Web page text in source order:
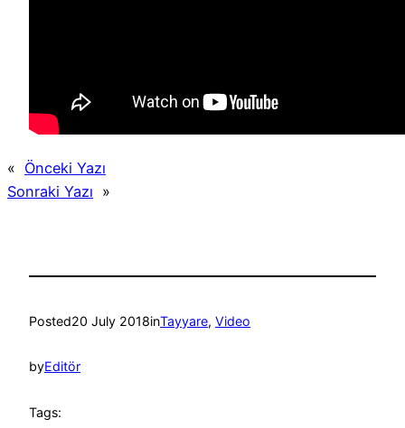
« Önceki Yazı
Sonraki Yazı »
Posted20 July 2018inTayyare, Video
byEditör
Tags: